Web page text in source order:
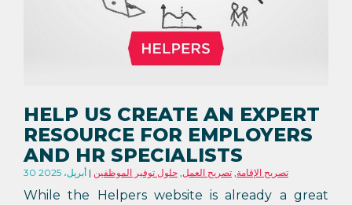
HELP US CREATE AN EXPERT
RESOURCE FOR EMPLOYERS
AND HR SPECIALISTS
30 أبريل، 2025 تصريح الإقامة, تصريح العمل, حلول توفير الموظفين
While the Helpers website is already a great